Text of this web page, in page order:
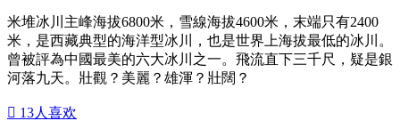
米堆冰川主峰海拔6800米，雪線海拔4600米，末端只有2400
米，是西藏典型的海洋型冰川，也是世界上海拔最低的冰川。
曾被評為中國最美的六大冰川之一。飛流直下三千尺，疑是銀
河落九天。壯觀？美麗？雄渾？壯闊？
 13人喜欢